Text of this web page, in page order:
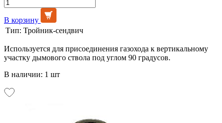
В корзину
Тип: Тройник-сендвич
Используется для присоединения газохода к вертикальному
участку дымового ствола под углом 90 градусов.
В наличии: 1 шт